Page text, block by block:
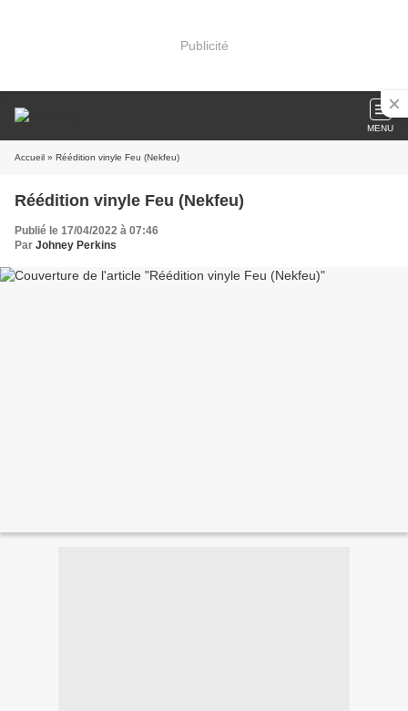
Publicité
MENU
Accueil » Réédition vinyle Feu (Nekfeu)
Réédition vinyle Feu (Nekfeu)
Publié le 17/04/2022 à 07:46
Par Johney Perkins